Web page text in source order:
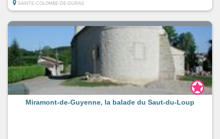
SAINTE-COLOMBE-DE-DURAS
Miramont-de-Guyenne, la balade du Saut-du-Loup